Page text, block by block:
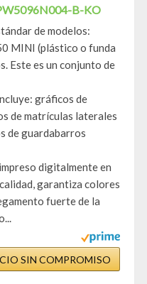
B-KO
de modelos:
MINI (plástico o funda
Este es un conjunto de
gráficos de
de matrículas laterales
de guardabarros
digitalmente en
garantiza colores
fuerte de la
SIN COMPROMISO